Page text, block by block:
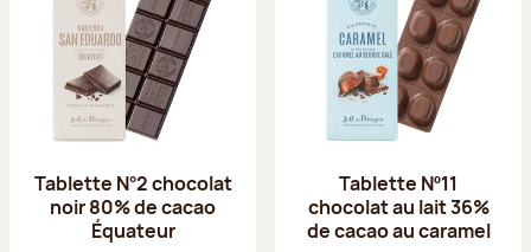
Tablette N°2 chocolat
noir 80% de cacao
Équateur
Tablette Nº11
chocolat au lait 36%
de cacao au caramel